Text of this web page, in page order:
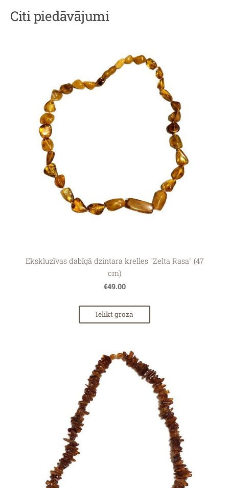
Citi piedāvājumi
Ekskluzīvas dabīgā dzintara krelles "Zelta Rasa" (47
cm)
€49.00
Ielikt grozā